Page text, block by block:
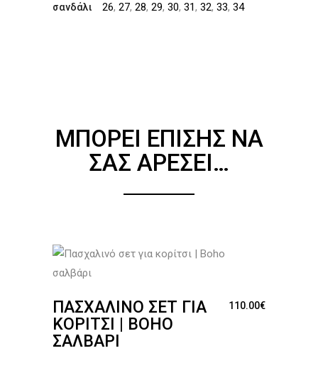
σανδάλι
26, 27, 28, 29, 30, 31, 32, 33, 34
ΜΠΟΡΕΊ ΕΠΊΣΗΣ ΝΑ
ΣΑΣ ΑΡΈΣΕΙ…
ΠΑΣΧΑΛΙΝΌ ΣΕΤ ΓΙΑ
ΚΟΡΊΤΣΙ | BOHO
ΣΑΛΒΆΡΙ
110.00€